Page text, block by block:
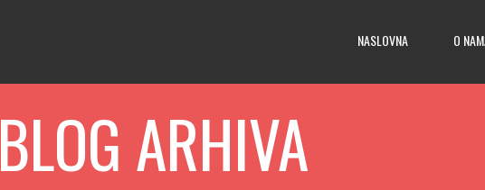
NASLOVNA O
BLOG ARHIVA